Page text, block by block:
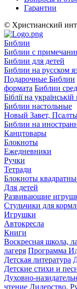
Гарантии
© Христианский
Библии
Библии с
Библии для детей
Библии на русском
Подарочные Библии
формата Библии
Біблії на українській
Библии настольные
Новый Завет,
Библии на
Канцтовары
Блокноты
Ежедневники
Ручки
Тетради
Блокноты
Для детей
Развивающие
Стульчики для
Игрушки
Автокресла
Книги
Воскресная школа,
лагеря Программа
Детская литература
Детские стихи и
Духовно-
чтение Лидерство.